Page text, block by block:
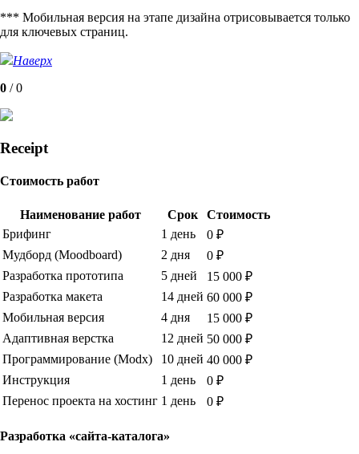
*** Мобильная версия на этапе дизайна отрисовывается только
для ключевых страниц.
Наверх
0 /0
Receipt
Стоимость работ
Наименование работ Срок
Стоимость
Брифинг
1 день
0 ₽
Мудборд (Moodboard)
2 дня
0 ₽
Разработка прототипа
5 дней
15 000 ₽
Разработка макета
14 дней 60 000 ₽
Мобильная версия
4 дня
15 000 ₽
Адаптивная верстка
12 дней 50 000 ₽
Программирование (Modx)
10 дней 40 000 ₽
Инструкция
1 день
0 ₽
Перенос проекта на хостинг 1 день 0 ₽
Разработка «сайта-каталога»